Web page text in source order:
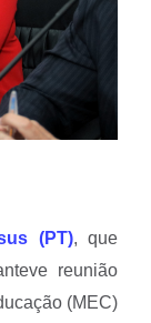
(PT), que
reunião
(MEC)